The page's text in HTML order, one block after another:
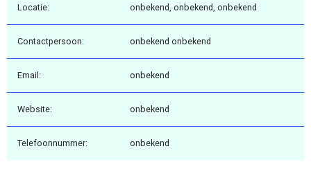
Locatie: onbekend, onbekend, onbekend
Contactpersoon: onbekend onbekend
Email: onbekend
Website: onbekend
Telefoonnummer: onbekend